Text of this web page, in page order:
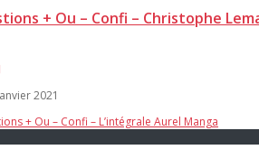
+ Ou – Confi – Christophe
2021